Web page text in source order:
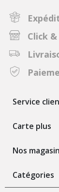
Click
Service
Carte plus
Nos
Catégories